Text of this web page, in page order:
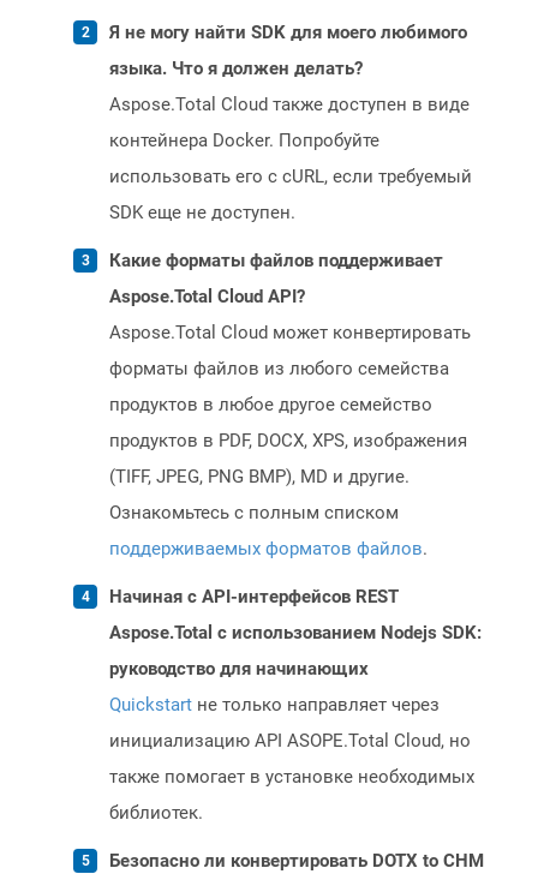
Я не могу найти SDK для моего любимого
языка. Что я должен делать?
Aspose.Total Cloud также доступен в виде
контейнера Docker. Попробуйте
использовать его с cURL, если требуемый
SDK еще не доступен.
Какие форматы файлов поддерживает
Aspose.Total Cloud API?
Aspose.Total Cloud может конвертировать
форматы файлов из любого семейства
продуктов в любое другое семейство
продуктов в PDF, DOCX, XPS, изображения
(TIFF, JPEG, PNG BMP), MD и другие.
Ознакомьтесь с полным списком
поддерживаемых форматов файлов.
Начиная с API-интерфейсов REST
Aspose.Total с использованием Nodejs SDK:
руководство для начинающих
Quickstart не только направляет через
инициализацию API ASOPE.Total Cloud, но
также помогает в установке необходимых
библиотек.
Безопасно ли конвертировать DOTX to CHM